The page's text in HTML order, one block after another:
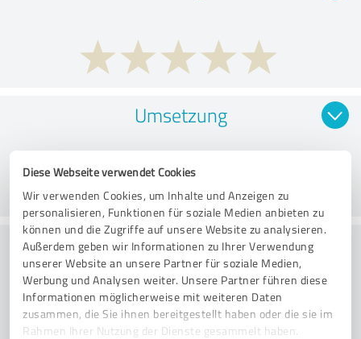
Diese Webseite verwendet Cookies
Wir verwenden Cookies, um Inhalte und Anzeigen zu
personalisieren, Funktionen für soziale Medien anbieten zu
können und die Zugriffe auf unsere Website zu analysieren.
Außerdem geben wir Informationen zu Ihrer Verwendung
unserer Website an unsere Partner für soziale Medien,
Werbung und Analysen weiter. Unsere Partner führen diese
Informationen möglicherweise mit weiteren Daten
zusammen, die Sie ihnen bereitgestellt haben oder die sie im
Rahmen Ihrer Nutzung der Dienste gesammelt haben.
Umsetzung
Beratung